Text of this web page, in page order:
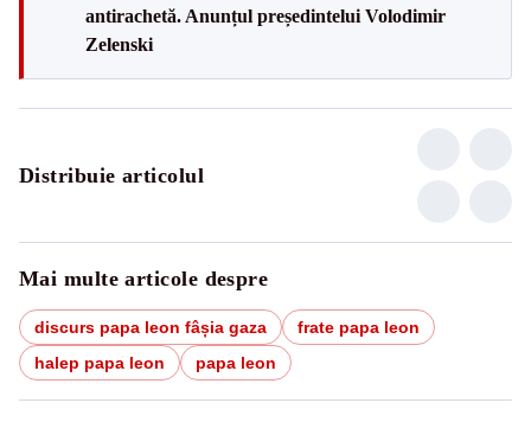
antirachetă. Anunțul președintelui Volodimir
Zelenski
Distribuie articolul
Mai multe articole despre
discurs papa leon fâșia gaza
frate papa leon
halep papa leon
papa leon